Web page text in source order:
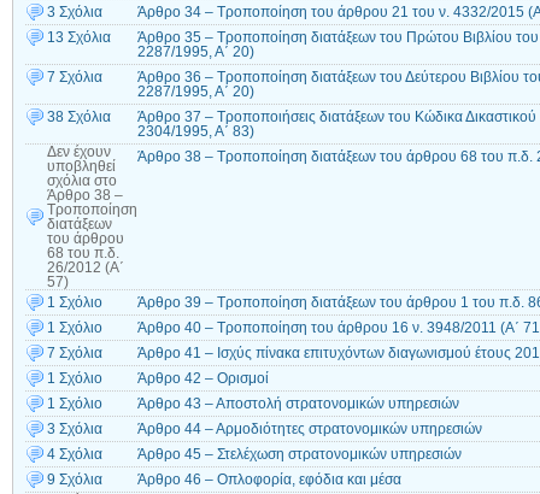
3 Σχόλια
Άρθρο 34 – Τροποποίηση του άρθρου 21 του ν. 4332/2015
13 Σχόλια
Άρθρο 35 – Τροποποίηση διατάξεων του Πρώτου Βιβλίου του
2287/1995, Α΄ 20)
7 Σχόλια
Άρθρο 36 – Τροποποίηση διατάξεων του Δεύτερου Βιβλίου
2287/1995, Α΄ 20)
38 Σχόλια
Άρθρο 37 – Τροποποιήσεις διατάξεων του Κώδικα
2304/1995, Α΄ 83)
Δεν έχουν
υποβληθεί
σχόλια στο
Άρθρο 38 –
Τροποποίηση
διατάξεων
του άρθρου
68 του π.δ.
26/2012 (Α΄
57)
Άρθρο 38 – Τροποποίηση διατάξεων του άρθρου 68 του π.δ.
1 Σχόλιο
Άρθρο 39 – Τροποποίηση διατάξεων του άρθρου 1 του π.δ.
1 Σχόλιο
Άρθρο 40 – Τροποποίηση του άρθρου 16 ν. 3948/2011 (Α΄
7 Σχόλια
Άρθρο 41 – Ισχύς πίνακα επιτυχόντων διαγωνισμού έτους
1 Σχόλιο
Άρθρο 42 – Ορισμοί
1 Σχόλιο
Άρθρο 43 – Αποστολή στρατονομικών υπηρεσιών
3 Σχόλια
Άρθρο 44 – Αρμοδιότητες στρατονομικών υπηρεσιών
4 Σχόλια
Άρθρο 45 – Στελέχωση στρατονομικών υπηρεσιών
9 Σχόλια
Άρθρο 46 – Οπλοφορία, εφόδια και μέσα